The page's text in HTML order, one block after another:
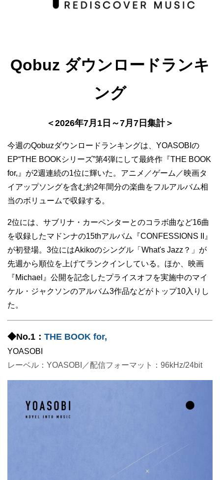
Qobuz ダウンロードランキ
ング
＜2026年7月1日～7月7日集計＞
今週のQobuzダウンロードランキングは、YOASOBIの
EP“THE BOOKシリーズ”第4弾にして最終作『THE BOOK
for,』が2週連続の1位に輝いた。アニメ／ゲーム／映画タ
イアップソングを含む約2年間分の楽曲をフルアルバム相
当のボリュームで収録する。
2位には、サブリナ・カーペンターとのコラボ曲など16曲
を収録したマドンナの15thアルバム『CONFESSIONS II』
が初登場。3位にはAkikoのシングル「What's Jazz？」が
先週から順位を上げてランクインしている。ほか、映画
『Michael』公開を記念したプライスオフを実施中のマイ
ケル・ジャクソンのアルバム3作品などがトップ10入りし
た。
◆No.1： THE BOOK for,
YOASOBI
レーベル：YOASOBI／配信フォーマット：96kHz/24bit